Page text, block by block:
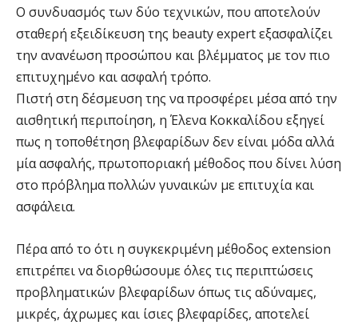
Ο συνδυασμός των δύο τεχνικών, που αποτελούν
σταθερή εξειδίκευση της beauty expert εξασφαλίζει
την ανανέωση προσώπου και βλέμματος με τον πιο
επιτυχημένο και ασφαλή τρόπο.
Πιστή στη δέσμευση της να προσφέρει μέσα από την
αισθητική περιποίηση, η Έλενα Κοκκαλίδου εξηγεί
πως η τοποθέτηση βλεφαρίδων δεν είναι μόδα αλλά
μία ασφαλής, πρωτοποριακή μέθοδος που δίνει λύση
στο πρόβλημα πολλών γυναικών με επιτυχία και
ασφάλεια.
Πέρα από το ότι η συγκεκριμένη μέθοδος extension
επιτρέπει να διορθώσουμε όλες τις περιπτώσεις
προβληματικών βλεφαρίδων όπως τις αδύναμες,
μικρές, άχρωμες και ίσιες βλεφαρίδες, αποτελεί